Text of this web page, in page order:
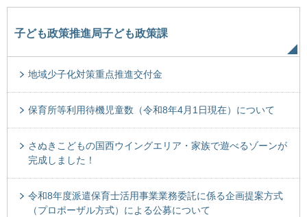
子ども政策推進局子ども政策課
地域少子化対策重点推進交付金
保育所等利用待機児童数（令和8年4月1日現在）について
さぬきこどもの国西ウイングエリア・家族で遊べるゾーンが
完成しました！
令和8年度派遣保育士活用事業業務委託に係る企画提案方式
（プロポーザル方式）による公募について